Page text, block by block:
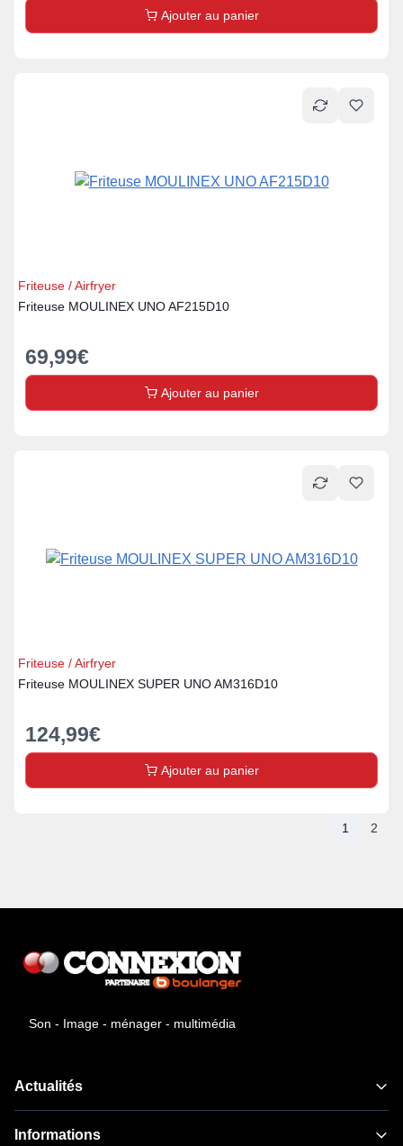
Ajouter au panier
Friteuse / Airfryer
Friteuse MOULINEX UNO AF215D10
69,99€
Ajouter au panier
Friteuse / Airfryer
Friteuse MOULINEX SUPER UNO AM316D10
124,99€
Ajouter au panier
1 2
Son - Image - ménager - multimédia
Actualités
Informations